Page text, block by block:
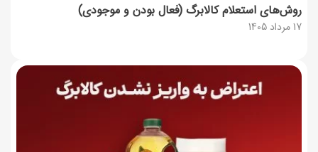
17 مرداد 1405
روش‌های استعلام کالابرگ (فعال بودن و موجودی)